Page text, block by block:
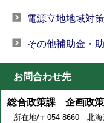
電源立地地域対
その他補助金・
お問合わせ先
総合政策課 企画政
所在地/〒054-8660 北